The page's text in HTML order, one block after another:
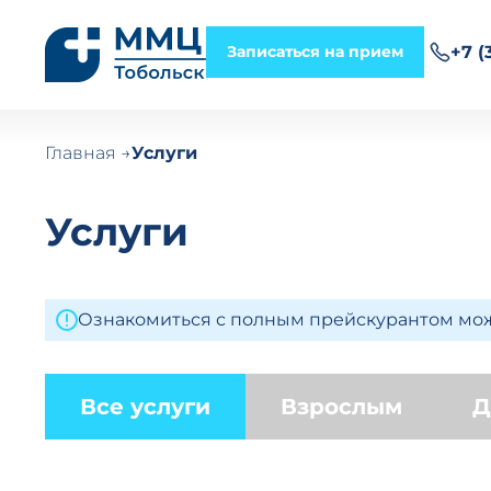
Записаться на прием +7
Главная Услуги
Услуги
Ознакомиться с полным прейскурантом
Все услуги Взрослым